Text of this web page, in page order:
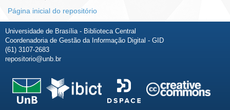
Página inicial do repositório
Universidade de Brasília - Biblioteca Central
Coordenadoria de Gestão da Informação Digital - GID
(61) 3107-2683
repositorio@unb.br